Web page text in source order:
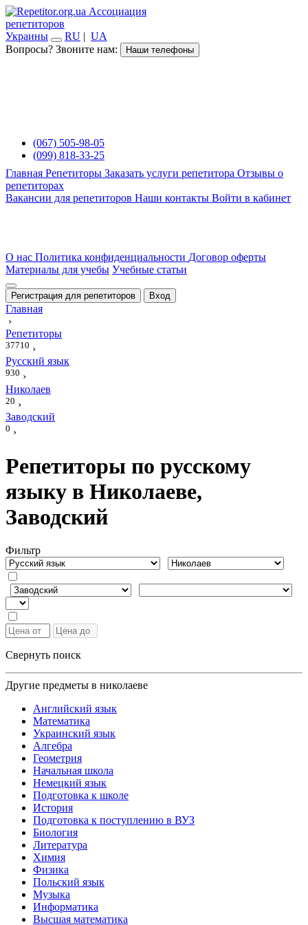
Ассоциация
репетиторов
Украины
RU | UA
Вопросы? Звоните нам:
Наши телефоны
(067) 505-98-05
(099) 818-33-25
Главная Репетиторы Заказать услуги репетитора Отзывы о
репетиторах
Вакансии для репетиторов Наши контакты Войти в кабинет
О нас Политика конфиденциальности Договор оферты
Материалы для учебы Учебные статьи
Регистрация для репетиторов Вход
Главная
›
Репетиторы
37710 ›
Русский язык
930 ›
Николаев
20 ›
Заводский
0 ›
Репетиторы по русскому
языку в Николаеве,
Заводский
Фильтр
Свернуть поиск
Другие предметы в николаеве
Английский язык
Математика
Украинский язык
Алгебра
Геометрия
Начальная школа
Немецкий язык
Подготовка к школе
История
Подготовка к поступлению в ВУЗ
Биология
Литература
Химия
Физика
Польский язык
Музыка
Информатика
Высшая математика